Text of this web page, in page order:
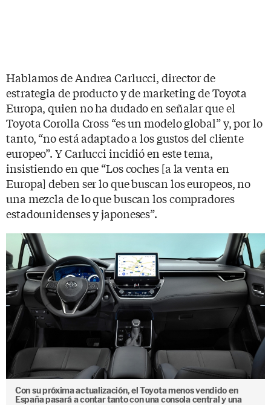
Hablamos de Andrea Carlucci, director de
estrategia de producto y de marketing de Toyota
Europa, quien no ha dudado en señalar que el
Toyota Corolla Cross “es un modelo global” y, por lo
tanto, “no está adaptado a los gustos del cliente
europeo”. Y Carlucci incidió en este tema,
insistiendo en que “Los coches [a la venta en
Europa] deben ser lo que buscan los europeos, no
una mezcla de lo que buscan los compradores
estadounidenses y japoneses”.
Con su próxima actualización, el Toyota menos vendido en
España pasará a contar tanto con una consola central y una